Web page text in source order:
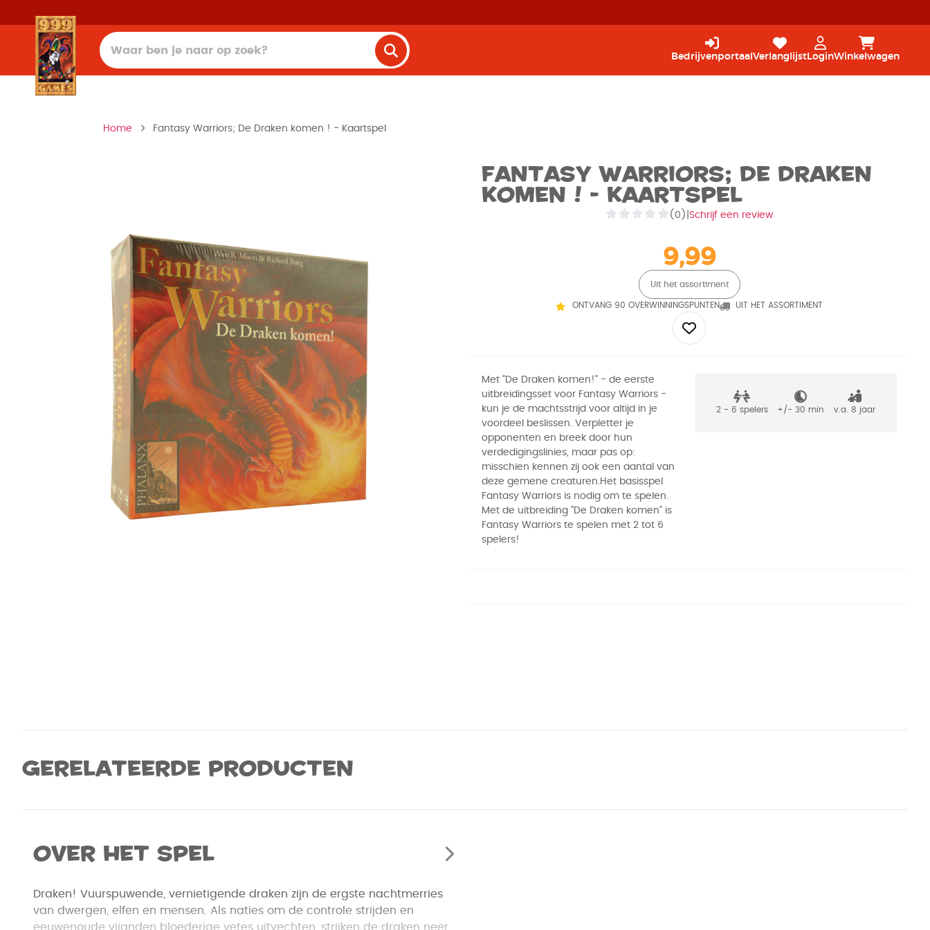
Bedrijvenportaal Verlanglijst LoginWinkelwagen
Home Fantasy Warriors; De Draken komen ! - Kaartspel
Fantasy Warriors; De Draken
komen ! - Kaartspel
(0) Schrijf een review
9,99
Uit het assortiment
ONTVANG 90 OVERWINNINGSPUNTEN UIT HET ASSORTIMENT
Met "De Draken komen!" - de eerste
uitbreidingsset voor Fantasy Warriors -
kun je de machtsstrijd voor altijd in je
voordeel beslissen. Verpletter je
opponenten en breek door hun
verdedigingslinies, maar pas op:
misschien kennen zij ook een aantal van
deze gemene creaturen.Het basisspel
Fantasy Warriors is nodig om te spelen.
Met de uitbreiding "De Draken komen" is
Fantasy Warriors te spelen met 2 tot 6
spelers!
2 - 6 spelers +/- 30 min v.a. 8 jaar
Gerelateerde producten
Over het spel
Draken! Vuurspuwende, vernietigende draken zijn de ergste nachtmerries
van dwergen, elfen en mensen. Als naties om de controle strijden en
eeuwenoude vijanden bloederige vetes uitvechten, strijken de draken neer.